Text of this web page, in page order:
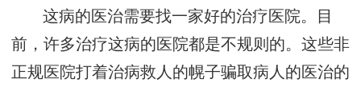
这病的医治需要找一家好的治疗医院。目
前，许多治疗这病的医院都是不规则的。这些非
正规医院打着治病救人的幌子骗取病人的医治的